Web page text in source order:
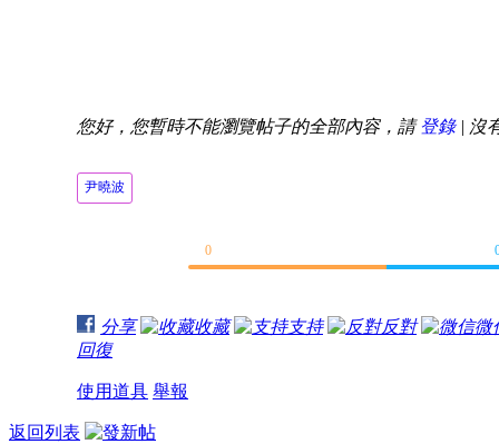
您好，您暫時不能瀏覽帖子的全部內容，請登錄| 沒
尹曉波
0
分享 收藏 支持 反對
微
回復
使用道具 舉報
返回列表